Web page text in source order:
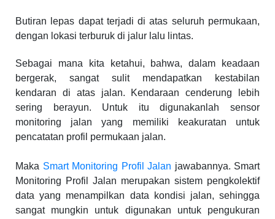
Butiran lepas dapat terjadi di atas seluruh permukaan,
dengan lokasi terburuk di jalur lalu lintas.
Sebagai mana kita ketahui, bahwa, dalam keadaan
bergerak, sangat sulit mendapatkan kestabilan
kendaran di atas jalan. Kendaraan cenderung lebih
sering berayun. Untuk itu digunakanlah sensor
monitoring jalan yang memiliki keakuratan untuk
pencatatan profil permukaan jalan.
Maka Smart Monitoring Profil Jalan jawabannya. Smart
Monitoring Profil Jalan merupakan sistem pengkolektif
data yang menampilkan data kondisi jalan, sehingga
sangat mungkin untuk digunakan untuk pengukuran